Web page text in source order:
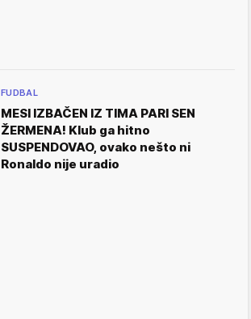
FUDBAL
MESI IZBAČEN IZ TIMA PARI SEN
ŽERMENA! Klub ga hitno
SUSPENDOVAO, ovako nešto ni
Ronaldo nije uradio